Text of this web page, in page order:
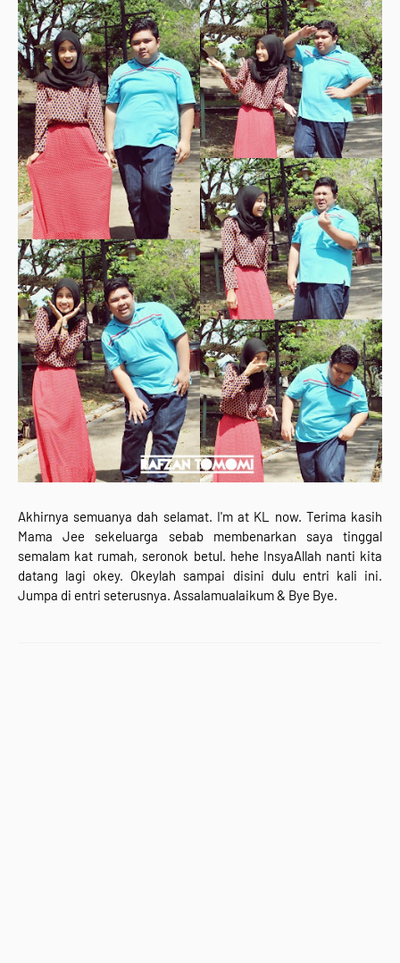
Akhirnya semuanya dah selamat. I'm at KL now. Terima kasih
Mama Jee sekeluarga sebab membenarkan saya tinggal
semalam kat rumah, seronok betul. hehe InsyaAllah nanti kita
datang lagi okey. Okeylah sampai disini dulu entri kali ini.
Jumpa di entri seterusnya. Assalamualaikum & Bye Bye.